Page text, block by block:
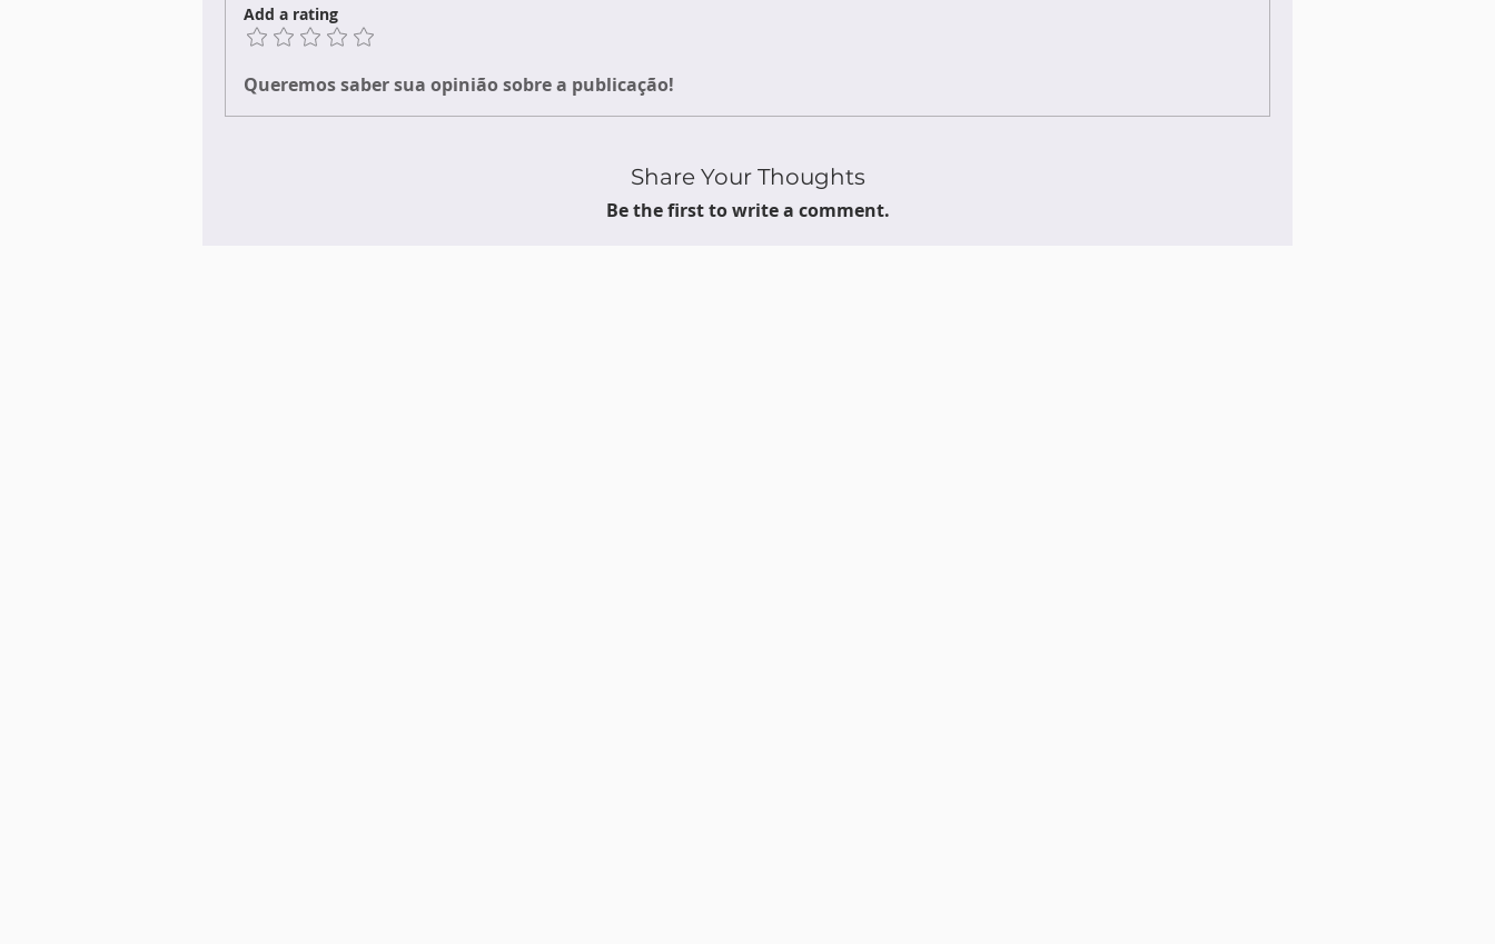
Add a rating
Queremos saber sua opinião sobre a publicação!
Share Your Thoughts
Be the first to write a comment.